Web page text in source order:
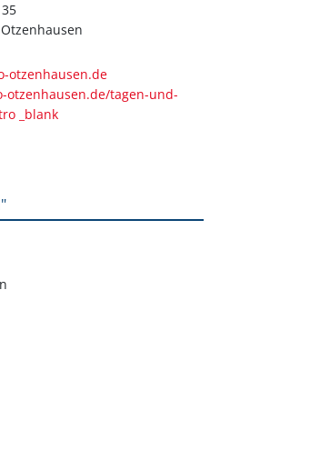
otzenhausen.de
otzenhausen.de/tagen-und-
_blank